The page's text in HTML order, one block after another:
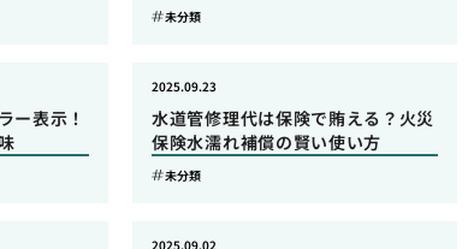
未分類
ー表示！
水道管修理代は保険で賄える？火災
保険水濡れ補償の賢い使い方
2025.09.23
未分類
2025.09.02